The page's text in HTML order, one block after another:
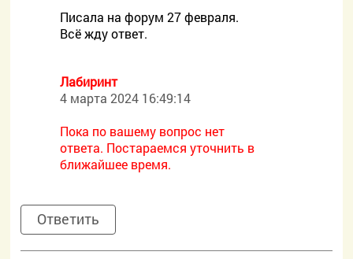
Писала на форум 27 февраля.
Всё жду ответ.
Лабиринт
4 марта 2024 16:49:14
Пока по вашему вопрос нет
ответа. Постараемся уточнить в
ближайшее время.
Ответить